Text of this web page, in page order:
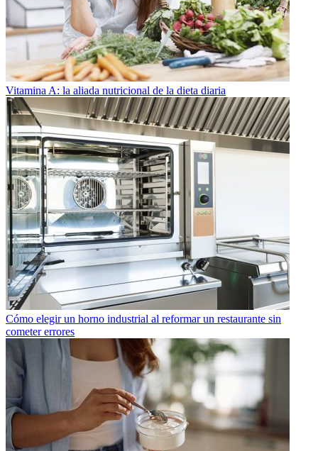
Vitamina A: la aliada nutricional de la dieta diaria
Cómo elegir un horno industrial al reformar un restaurante sin
cometer errores